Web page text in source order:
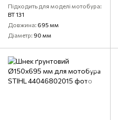
Підходить для моделі мотобура
BT 131
Довжина 695 мм
Діаметр 90 мм